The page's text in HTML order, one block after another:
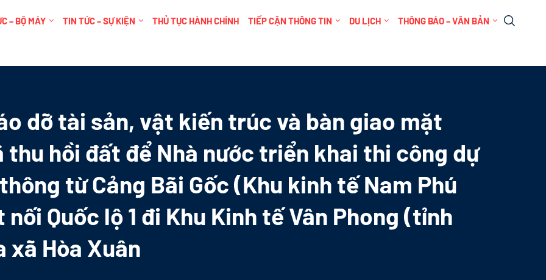
– BỘ MÁY TIN TỨC – SỰ KIỆN THỦ TỤC HÀNH CHÍNH TIẾP CẬN THÔNG TIN DU LỊCH THÔNG BÁO – VĂN BẢN
dỡ tài sản, vật kiến trúc và bàn giao mặt
hồi đất để Nhà nước triển khai thi công dự
từ Cảng Bãi Gốc (Khu kinh tế Nam Phú
Quốc lộ 1 đi Khu Kinh tế Vân Phong (tỉnh
xã Hòa Xuân